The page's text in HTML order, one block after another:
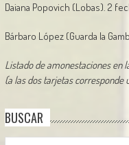
Daiana Popovich (Lobas). 2
Bárbaro López (Guarda la
Listado de amonestaciones en
(a las dos tarjetas corresponde
BUSCAR